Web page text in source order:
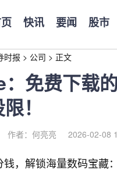
快讯 要闻 股市
时报 > 公司 > 正文
免费下载
！
作者：何亮亮 2026-02-08
钱，解锁海量数码宝藏